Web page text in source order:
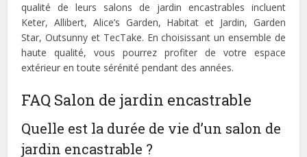
qualité de leurs salons de jardin encastrables incluent
Keter, Allibert, Alice’s Garden, Habitat et Jardin, Garden
Star, Outsunny et TecTake. En choisissant un ensemble de
haute qualité, vous pourrez profiter de votre espace
extérieur en toute sérénité pendant des années.
FAQ Salon de jardin encastrable
Quelle est la durée de vie d’un salon de
jardin encastrable ?